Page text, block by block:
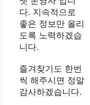
다. 지속적으로
좋은 정보만 올리
도록 노력하겠습
니다.
즐겨찾기도 한번
씩 해주시면 정말
감사하겠습니다.